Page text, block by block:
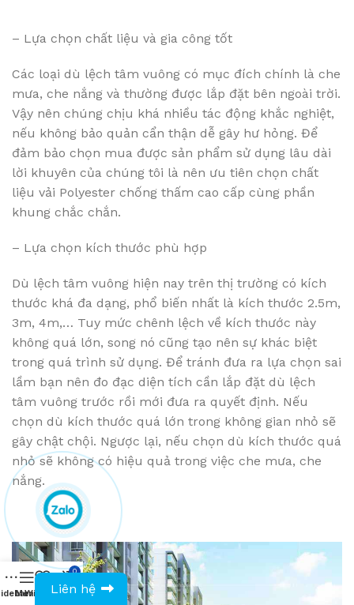
– Lựa chọn chất liệu và gia công tốt
Các loại dù lệch tâm vuông có mục đích chính là che
mưa, che nắng và thường được lắp đặt bên ngoài trời.
Vậy nên chúng chịu khá nhiều tác động khắc nghiệt,
nếu không bảo quản cẩn thận dễ gây hư hỏng. Để
đảm bảo chọn mua được sản phẩm sử dụng lâu dài
lời khuyên của chúng tôi là nên ưu tiên chọn chất
liệu vải Polyester chống thấm cao cấp cùng phần
khung chắc chắn.
– Lựa chọn kích thước phù hợp
Dù lệch tâm vuông hiện nay trên thị trường có kích
thước khá đa dạng, phổ biến nhất là kích thước 2.5m,
3m, 4m,… Tuy mức chênh lệch về kích thước này
không quá lớn, song nó cũng tạo nên sự khác biệt
trong quá trình sử dụng. Để tránh đưa ra lựa chọn sai
lầm bạn nên đo đạc diện tích cần lắp đặt dù lệch
tâm vuông trước rồi mới đưa ra quyết định. Nếu
chọn dù kích thước quá lớn trong không gian nhỏ sẽ
gây chật chội. Ngược lại, nếu chọn dù kích thước quá
nhỏ sẽ không có hiệu quả trong việc che mưa, che
nắng.
MenuWishlistCompare
0
Cart
Liên hệ
0943594386